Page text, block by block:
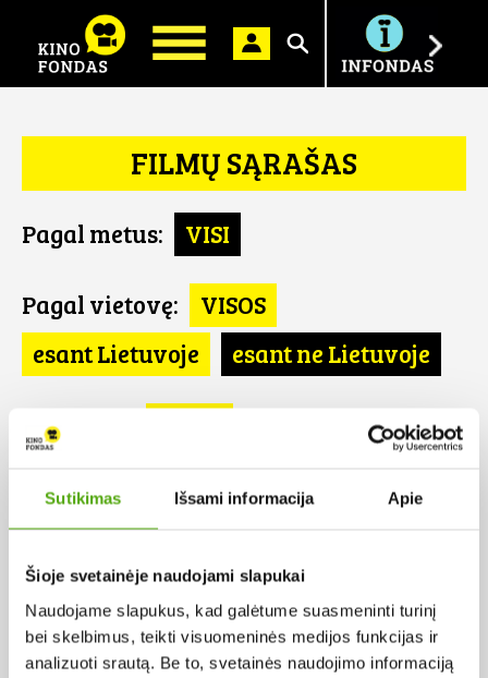
Sutikimas Išsami informacija Apie
Šioje svetainėje naudojami slapukai
Naudojame slapukus, kad galėtume suasmeninti turinį
bei skelbimus, teikti visuomeninės medijos funkcijas ir
analizuoti srautą. Be to, svetainės naudojimo informaciją
Ieškoti
FILMŲ SĄRAŠAS
Pagal metus: VISI
Pagal vietovę:
VISOS
esant Lietuvoje
esant ne Lietuvoje
Pagal šalį:
KROATIJA
Pagal abėcėlę:
Rezultatų nerasta...